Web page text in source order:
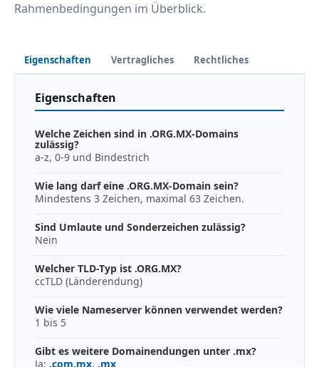
Rahmenbedingungen im Überblick.
Eigenschaften Vertragliches Rechtliches
Eigenschaften
Welche Zeichen sind in .ORG.MX-Domains
zulässig?
a-z, 0-9 und Bindestrich
Wie lang darf eine .ORG.MX-Domain sein?
Mindestens 3 Zeichen, maximal 63 Zeichen.
Sind Umlaute und Sonderzeichen zulässig?
Nein
Welcher TLD-Typ ist .ORG.MX?
ccTLD (Länderendung)
Wie viele Nameserver können verwendet werden?
1 bis 5
Gibt es weitere Domainendungen unter .mx?
Ja: .com.mx, .mx